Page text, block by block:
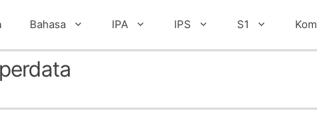
Bahasa IPA IPS S1